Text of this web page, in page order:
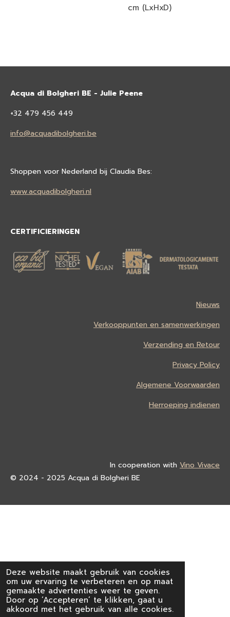
Deze website maakt gebruik van cookies
om uw ervaring te verbeteren en op maat
gemaakte advertenties weer te geven.
Door op ‘Accepteren’ te klikken, gaat u
akkoord met het gebruik van alle cookies.
cm (LxHxD)
Acqua di Bolgheri BE - Julie Peene
+32 479 456 449
info@acquadibolgheri.be
Shoppen voor Nederland bij Claudia Bes:
www.acquadibolgheri.nl
CERTIFICIERINGEN
Nieuws
Verkooppunten en samenwerkingen
Verzending en Retour
Privacy Policy
Algemene Voorwaarden
Herroeping indienen
In cooperation with Vino Vivace
© 2024 - 2025 Acqua di Bolgheri BE